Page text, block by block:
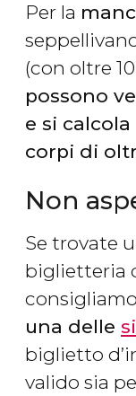
Per la
(con oltre
possono
e si
corpi di
Non
Se trovate
biglietteria
una delle
biglietto
valido sia